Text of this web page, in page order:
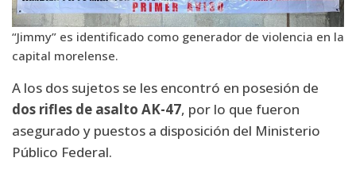
“Jimmy” es identificado como generador de violencia en la
capital morelense.
A los dos sujetos se les encontró en posesión de
dos rifles de asalto AK-47, por lo que fueron
asegurado y puestos a disposición del Ministerio
Público Federal.